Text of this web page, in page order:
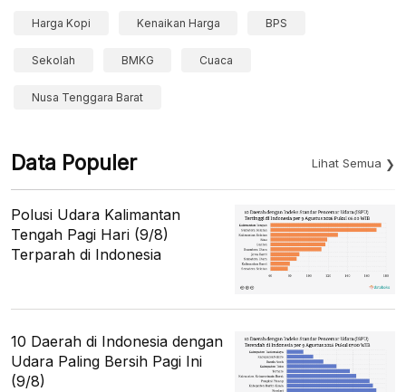
Harga Kopi Kenaikan Harga BPS
Sekolah BMKG Cuaca
Nusa Tenggara Barat
Data Populer Lihat Semua
Polusi Udara Kalimantan
Tengah Pagi Hari (9/8)
Terparah di Indonesia
10 Daerah di Indonesia dengan
Udara Paling Bersih Pagi Ini
(9/8)